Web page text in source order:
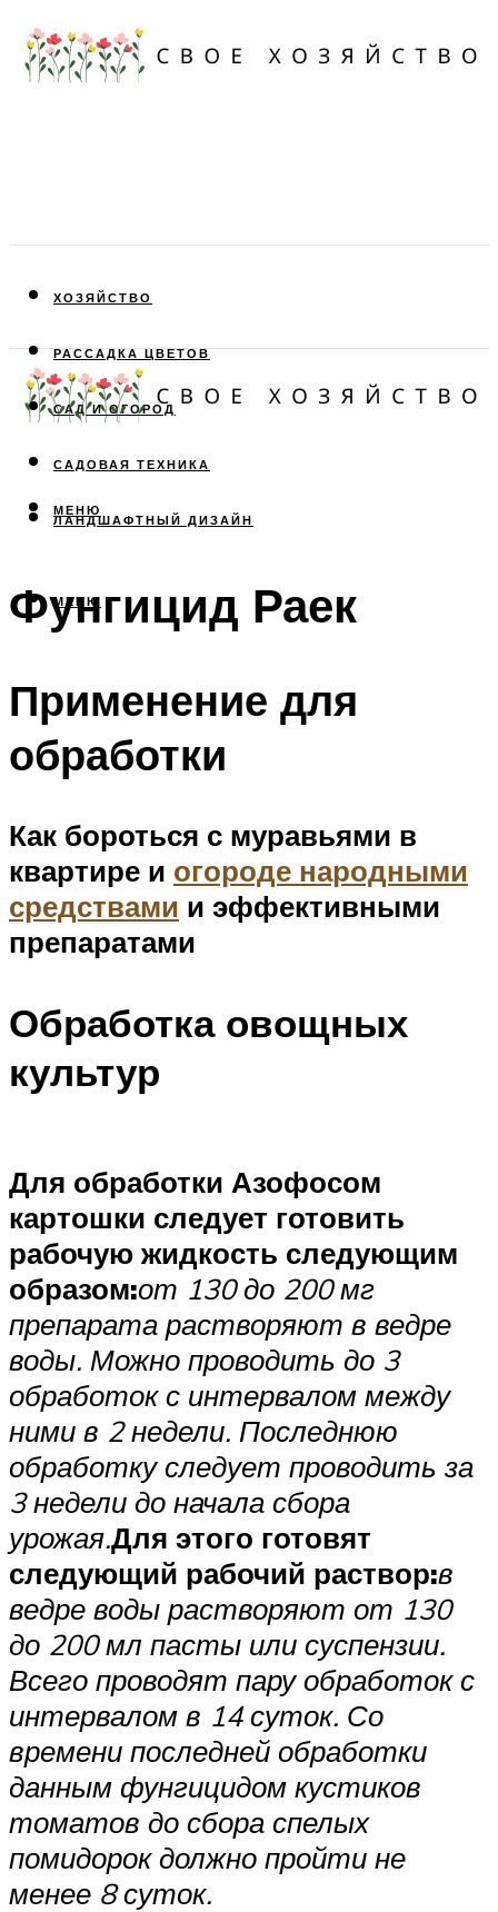
ХОЗЯЙСТВО
РАССАДКА ЦВЕТОВ
САД И ОГОРОД
САДОВАЯ ТЕХНИКА
ЛАНДШАФТНЫЙ ДИЗАЙН
МЕНЮ
МЕНЮ
Фунгицид Раек
Применение для
обработки
Как бороться с муравьями в
квартире и огороде народными
средствами и эффективными
препаратами
Обработка овощных
культур
Для обработки Азофосом
картошки следует готовить
рабочую жидкость следующим
образом:от 130 до 200 мг
препарата растворяют в ведре
воды. Можно проводить до 3
обработок с интервалом между
ними в 2 недели. Последнюю
обработку следует проводить за
3 недели до начала сбора
урожая.Для этого готовят
следующий рабочий раствор:в
ведре воды растворяют от 130
до 200 мл пасты или суспензии.
Всего проводят пару обработок с
интервалом в 14 суток. Со
времени последней обработки
данным фунгицидом кустиков
томатов до сбора спелых
помидорок должно пройти не
менее 8 суток.